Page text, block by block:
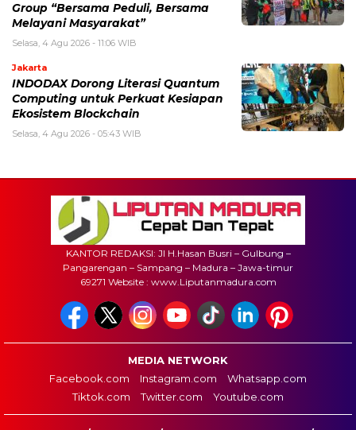
Group “Bersama Peduli, Bersama
Melayani Masyarakat”
Selasa, 4 Agu 2026 - 11:06 WIB
Jakarta
INDODAX Dorong Literasi Quantum
Computing untuk Perkuat Kesiapan
Ekosistem Blockchain
Selasa, 4 Agu 2026 - 05:43 WIB
KANTOR REDAKSI: Jl H.Hasan Busri – Gulbung –
Pangarengan – Sampang – Madura – Jawa-timur
69271 Website : www.Liputanmadura.com
MEDIA NETWORK
Facebook.com
Instagram.com
Whatsapp.com
Tiktok.com
Twitter.com Youtube.com